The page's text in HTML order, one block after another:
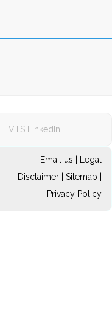
LVTS LinkedIn
Email us
Legal
Disclaimer| Sitemap
Privacy Policy